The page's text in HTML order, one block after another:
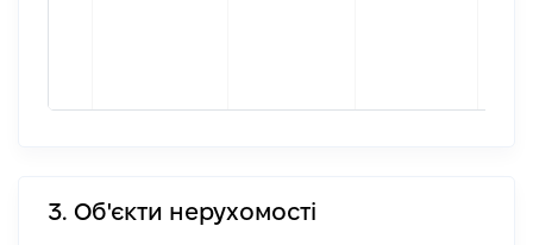
3. Об'єкти нерухомості